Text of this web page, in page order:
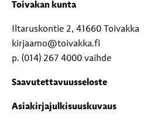
Toivakan kunta
Iltaruskontie 2, 41660 Toivakka
kirjaamo@toivakka.fi
p. (014) 267 4000 vaihde
Saavutettavuusseloste
Asiakirjajulkisuuskuvaus